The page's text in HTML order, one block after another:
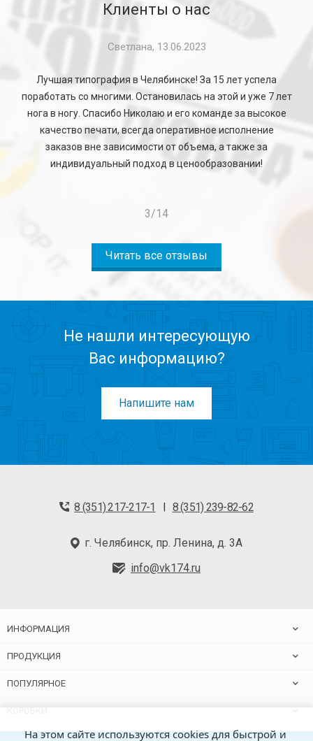
Клиенты о нас
Светлана, 13.06.2023
Лучшая типография в Челябинске! За 15 лет успела
поработать со многими. Остановилась на этой и уже 7 лет
нога в ногу. Спасибо Николаю и его команде за высокое
качество печати, всегда оперативное исполнение
заказов вне зависимости от объема, а также за
индивидуальный подход в ценообразовании!
3/14
Читать все отзывы
Не нашли интересующую
Вас информацию?
Напишите нам
8 (351) 217-217-1 8 (351) 239-82-62
г. Челябинск, пр. Ленина, д. 3А
info@vk174.ru
ИНФОРМАЦИЯ
ПРОДУКЦИЯ
ПОПУЛЯРНОЕ
На этом сайте используются cookies для быстрой и